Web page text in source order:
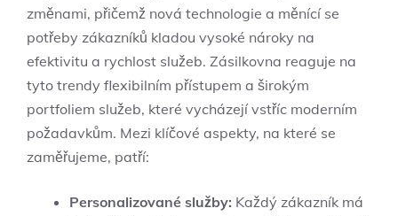
změnami, přičemž nová technologie a měnící se
potřeby zákazníků kladou vysoké nároky na
efektivitu a rychlost služeb. Zásilkovna reaguje na
tyto trendy flexibilním přístupem a širokým
portfoliem služeb, které vycházejí vstříc moderním
požadavkům. Mezi klíčové aspekty, na které se
zaměřujeme, patří:
Personalizované služby: Každý zákazník má